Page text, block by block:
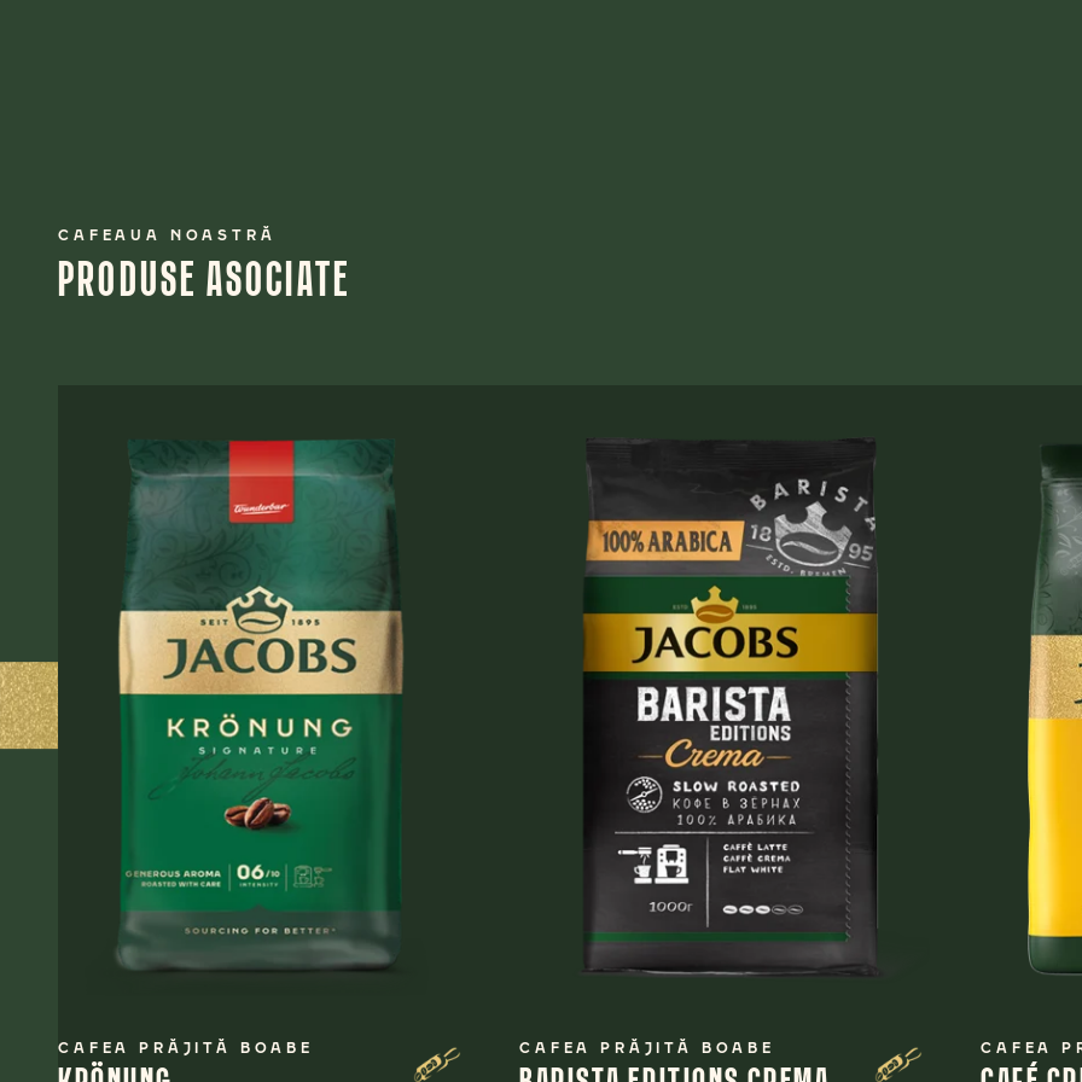
CAFEAUA NOASTRĂ
PRODUSE ASOCIATE
CAFEA PRĂJITĂ BOABE CAFEA PRĂJITĂ BOABE CAFEA